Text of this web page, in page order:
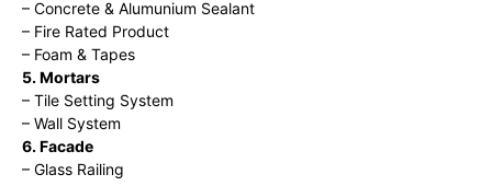
– Concrete & Alumunium Sealant
– Fire Rated Product
– Foam & Tapes
5. Mortars
– Tile Setting System
– Wall System
6. Facade
– Glass Railing